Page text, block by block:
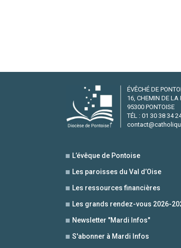
ÉVÊCHÉ DE
16, CHEMIN DE LA
95300 PONTOISE
TÉL : 01 30 38 34
L’évêque de Pontoise
Les paroisses du Val d’Oise
Les ressources financières
Les grands rendez-vous 2026-
Newsletter "Mardi Infos"
S'abonner à Mardi Infos